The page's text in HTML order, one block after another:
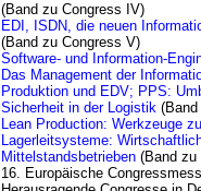
(Band zu Congress IV)
EDI, ISDN, die neuen
(Band zu Congress V)
Software- und Information-
Das Management der
Produktion und EDV; PPS:
Sicherheit in der Logistik
Lean Production: Werkzeuge
Lagerleitsysteme:
Mittelstandsbetrieben (Band zu
16. Europäische